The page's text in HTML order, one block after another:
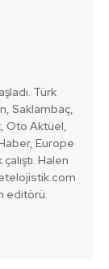
Türk
Saklambaç,
Oto Aktüel,
Europe
Halen
editörü.